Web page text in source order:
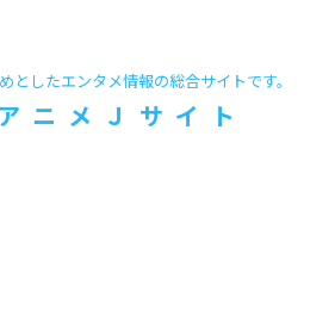
としたエンタメ情報の総合サイトです。
ニメＪサイト